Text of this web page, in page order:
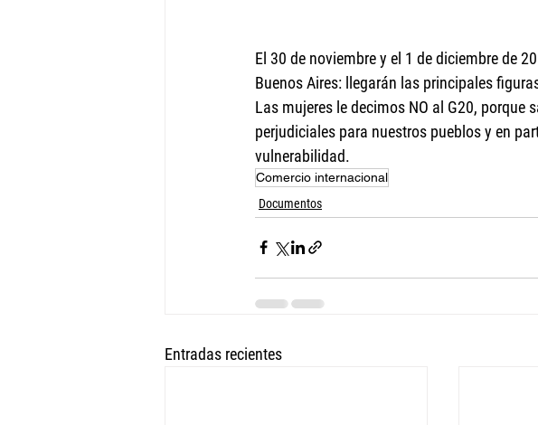
El 30 de noviembre y el 1 de diciembre de
Buenos Aires: llegarán las principales
Las mujeres le decimos NO al G20, porque
perjudiciales para nuestros pueblos y en
vulnerabilidad.
Comercio internacional
Documentos
Entradas recientes